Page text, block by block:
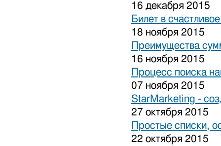
16 декабря 2015
Билет в
18 ноября 2015
Преимущества
16 ноября 2015
Процесс поиска
07 ноября 2015
StarMarketing -
27 октября 2015
Простые списки,
22 октября 2015